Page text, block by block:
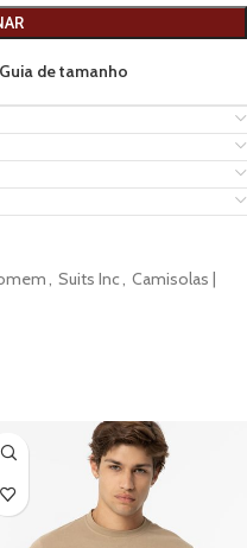
Guia de tamanho
, Suits Inc, Camisolas |